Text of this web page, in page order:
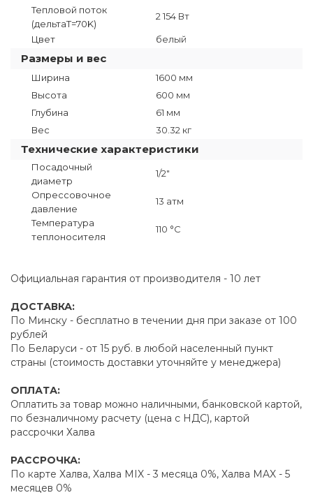
Тепловой поток
(дельтаT=70K)
2 154 Вт
Цвет белый
Размеры и вес
Ширина
1600 мм
Высота
600 мм
Глубина
61 мм
Вес
30.32 кг
Технические характеристики
Посадочный
диаметр
1/2"
Опрессовочное
давление
13 атм
Температура
теплоносителя
110 °C
Официальная гарантия от производителя - 10 лет
ДОСТАВКА:
По Минску - бесплатно в течении дня при заказе от 100
рублей
По Беларуси - от 15 руб. в любой населенный пункт
страны (стоимость доставки уточняйте у менеджера)
ОПЛАТА:
Оплатить за товар можно наличными, банковской картой,
по безналичному расчету (цена с НДС), картой
рассрочки Халва
РАССРОЧКА:
По карте Халва, Халва MIX - 3 месяца 0%, Халва MAX - 5
месяцев 0%